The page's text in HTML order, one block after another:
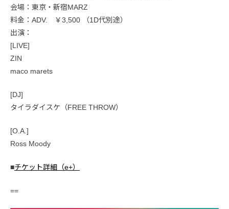
会場：東京・新宿MARZ
料金：ADV. ￥3,500 （1D代別途）
出演：
[LIVE]
ZIN
maco marets
[DJ]
タイラダイスケ（FREE THROW）
[O.A.]
Ross Moody
■チケット詳細（e+）
==